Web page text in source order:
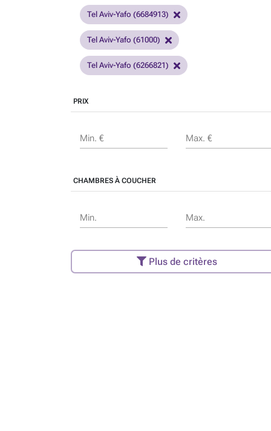
Tel Aviv-Yafo (6684913)
Tel Aviv-Yafo (61000)
Tel Aviv-Yafo (6266821)
PRIX
Min. € Max. €
CHAMBRES À COUCHER
Min. Max.
Plus de critères